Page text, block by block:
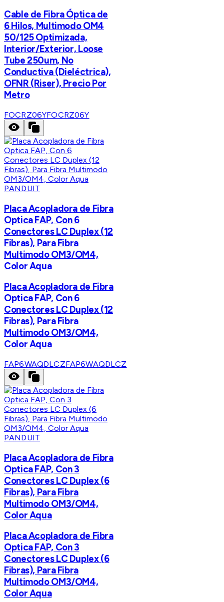
Cable de Fibra Óptica de
6 Hilos, Multimodo OM4
50/125 Optimizada,
Interior/Exterior, Loose
Tube 250um, No
Conductiva (Dieléctrica),
OFNR (Riser), Precio Por
Metro
FOCRZ06YFOCRZ06Y
PANDUIT
Placa Acopladora de Fibra
Optica FAP, Con 6
Conectores LC Duplex (12
Fibras), Para Fibra
Multimodo OM3/OM4,
Color Aqua
Placa Acopladora de Fibra
Optica FAP, Con 6
Conectores LC Duplex (12
Fibras), Para Fibra
Multimodo OM3/OM4,
Color Aqua
FAP6WAQDLCZFAP6WAQDLCZ
PANDUIT
Placa Acopladora de Fibra
Optica FAP, Con 3
Conectores LC Duplex (6
Fibras), Para Fibra
Multimodo OM3/OM4,
Color Aqua
Placa Acopladora de Fibra
Optica FAP, Con 3
Conectores LC Duplex (6
Fibras), Para Fibra
Multimodo OM3/OM4,
Color Aqua